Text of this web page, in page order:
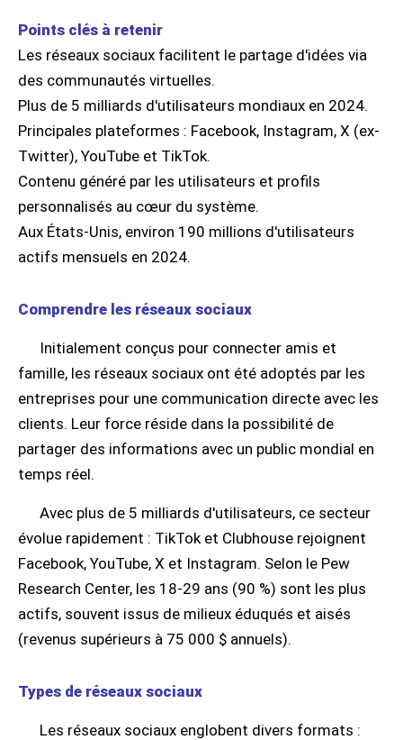
Points clés à retenir
Les réseaux sociaux facilitent le partage d'idées via
des communautés virtuelles.
Plus de 5 milliards d'utilisateurs mondiaux en 2024.
Principales plateformes : Facebook, Instagram, X (ex-
Twitter), YouTube et TikTok.
Contenu généré par les utilisateurs et profils
personnalisés au cœur du système.
Aux États-Unis, environ 190 millions d'utilisateurs
actifs mensuels en 2024.
Comprendre les réseaux sociaux
Initialement conçus pour connecter amis et
famille, les réseaux sociaux ont été adoptés par les
entreprises pour une communication directe avec les
clients. Leur force réside dans la possibilité de
partager des informations avec un public mondial en
temps réel.
Avec plus de 5 milliards d'utilisateurs, ce secteur
évolue rapidement : TikTok et Clubhouse rejoignent
Facebook, YouTube, X et Instagram. Selon le Pew
Research Center, les 18-29 ans (90 %) sont les plus
actifs, souvent issus de milieux éduqués et aisés
(revenus supérieurs à 75 000 $ annuels).
Types de réseaux sociaux
Les réseaux sociaux englobent divers formats :